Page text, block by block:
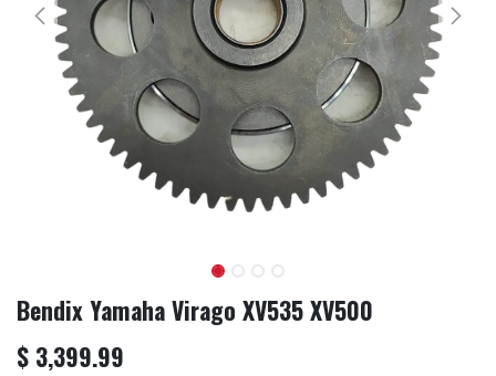
Bendix Yamaha Virago XV535 XV500
$ 3,399.99